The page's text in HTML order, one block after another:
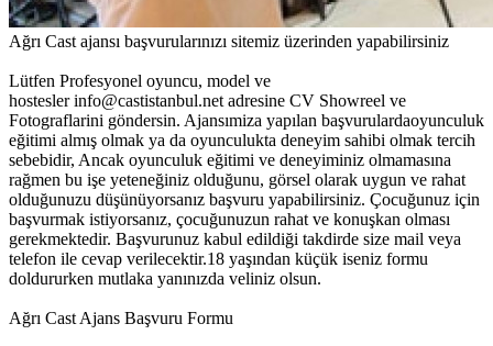
Ağrı Cast ajansı başvurularınızı sitemiz üzerinden yapabilirsiniz
Lütfen Profesyonel oyuncu, model ve
hostesler info@castistanbul.net adresine CV Showreel ve
Fotograflarini göndersin. Ajansımiza yapılan başvurulardaoyunculuk
eğitimi almış olmak ya da oyunculukta deneyim sahibi olmak tercih
sebebidir, Ancak oyunculuk eğitimi ve deneyiminiz olmamasına
rağmen bu işe yeteneğiniz olduğunu, görsel olarak uygun ve rahat
olduğunuzu düşünüyorsanız başvuru yapabilirsiniz. Çocuğunuz için
başvurmak istiyorsanız, çocuğunuzun rahat ve konuşkan olması
gerekmektedir. Başvurunuz kabul edildiği takdirde size mail veya
telefon ile cevap verilecektir.18 yaşından küçük iseniz formu
doldururken mutlaka yanınızda veliniz olsun.
Ağrı Cast Ajans Başvuru Formu